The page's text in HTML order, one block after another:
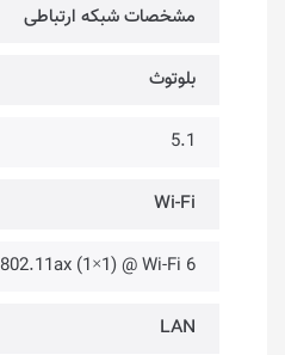
مشخصات شبکه ارتباطی
بلوتوث
5.1
Wi-Fi
802.11ax (1×1) @ Wi-Fi 6
LAN